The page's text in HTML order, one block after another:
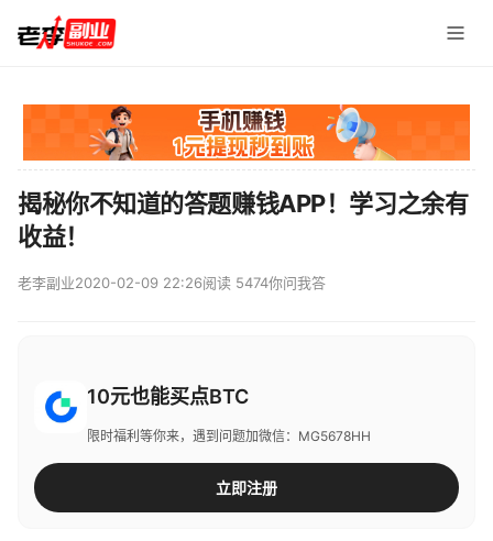
揭秘你不知道的答题赚钱APP！学习之余有
收益！
老李副业2020-02-09 22:26阅读 5474你问我答
10元也能买点BTC
限时福利等你来，遇到问题加微信：MG5678HH
立即注册